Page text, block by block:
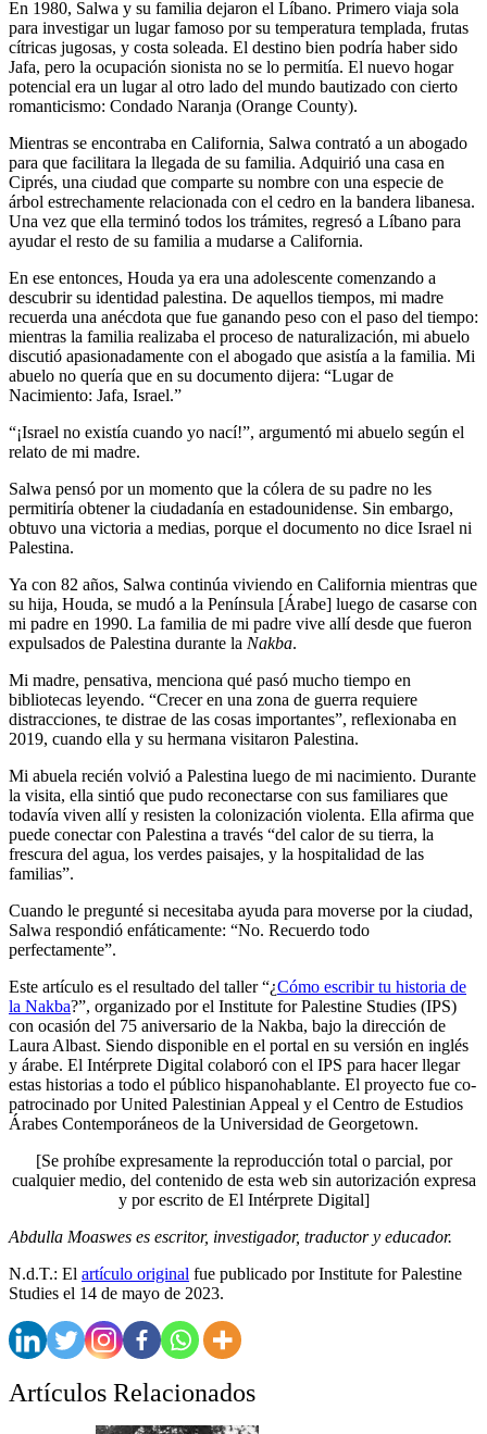
En 1980, Salwa y su familia dejaron el Líbano. Primero viaja sola
para investigar un lugar famoso por su temperatura templada, frutas
cítricas jugosas, y costa soleada. El destino bien podría haber sido
Jafa, pero la ocupación sionista no se lo permitía. El nuevo hogar
potencial era un lugar al otro lado del mundo bautizado con cierto
romanticismo: Condado Naranja (Orange County).
Mientras se encontraba en California, Salwa contrató a un abogado
para que facilitara la llegada de su familia. Adquirió una casa en
Ciprés, una ciudad que comparte su nombre con una especie de
árbol estrechamente relacionada con el cedro en la bandera libanesa.
Una vez que ella terminó todos los trámites, regresó a Líbano para
ayudar el resto de su familia a mudarse a California.
En ese entonces, Houda ya era una adolescente comenzando a
descubrir su identidad palestina. De aquellos tiempos, mi madre
recuerda una anécdota que fue ganando peso con el paso del tiempo:
mientras la familia realizaba el proceso de naturalización, mi abuelo
discutió apasionadamente con el abogado que asistía a la familia. Mi
abuelo no quería que en su documento dijera: “Lugar de
Nacimiento: Jafa, Israel.”
“¡Israel no existía cuando yo nací!”, argumentó mi abuelo según el
relato de mi madre.
Salwa pensó por un momento que la cólera de su padre no les
permitiría obtener la ciudadanía en estadounidense. Sin embargo,
obtuvo una victoria a medias, porque el documento no dice Israel ni
Palestina.
Ya con 82 años, Salwa continúa viviendo en California mientras que
su hija, Houda, se mudó a la Península [Árabe] luego de casarse con
mi padre en 1990. La familia de mi padre vive allí desde que fueron
expulsados de Palestina durante la Nakba.
Mi madre, pensativa, menciona qué pasó mucho tiempo en
bibliotecas leyendo. “Crecer en una zona de guerra requiere
distracciones, te distrae de las cosas importantes”, reflexionaba en
2019, cuando ella y su hermana visitaron Palestina.
Mi abuela recién volvió a Palestina luego de mi nacimiento. Durante
la visita, ella sintió que pudo reconectarse con sus familiares que
todavía viven allí y resisten la colonización violenta. Ella afirma que
puede conectar con Palestina a través “del calor de su tierra, la
frescura del agua, los verdes paisajes, y la hospitalidad de las
familias”.
Cuando le pregunté si necesitaba ayuda para moverse por la ciudad,
Salwa respondió enfáticamente: “No. Recuerdo todo
perfectamente”.
Este artículo es el resultado del taller “¿Cómo escribir tu historia de
la Nakba?”, organizado por el Institute for Palestine Studies (IPS)
con ocasión del 75 aniversario de la Nakba, bajo la dirección de
Laura Albast. Siendo disponible en el portal en su versión en inglés
y árabe. El Intérprete Digital colaboró con el IPS para hacer llegar
estas historias a todo el público hispanohablante. El proyecto fue co-
patrocinado por United Palestinian Appeal y el Centro de Estudios
Árabes Contemporáneos de la Universidad de Georgetown.
[Se prohíbe expresamente la reproducción total o parcial, por
cualquier medio, del contenido de esta web sin autorización expresa
y por escrito de El Intérprete Digital]
Abdulla Moaswes es escritor, investigador, traductor y educador.
N.d.T.: El artículo original fue publicado por Institute for Palestine
Studies el 14 de mayo de 2023.
Artículos Relacionados